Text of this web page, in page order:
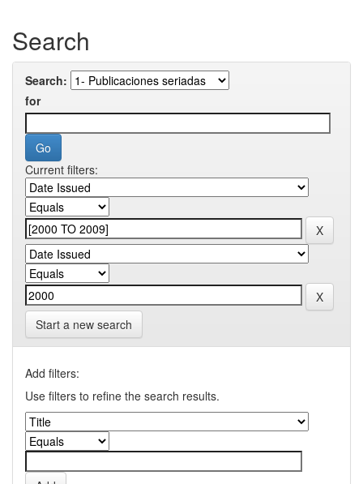
Search
Search:
for
Current filters:
Start a new search
Add filters:
Use filters to refine the search results.